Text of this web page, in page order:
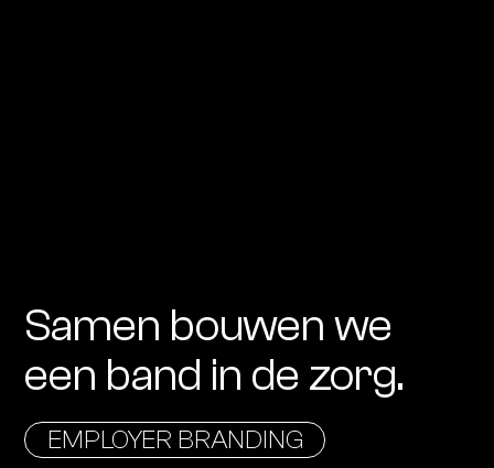
Samen bouwen we
een band in de zorg.
EMPLOYER BRANDING